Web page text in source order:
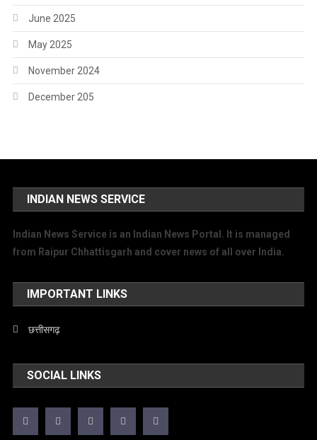
June 2025
May 2025
November 2024
December 205
INDIAN NEWS SERVICE
Indian News Service is an Indian News Portal. It is managed
from Raipur Chhattisgarh and cover news of all over India.
IMPORTANT LINKS
छत्तीसगढ़
SOCIAL LINKS